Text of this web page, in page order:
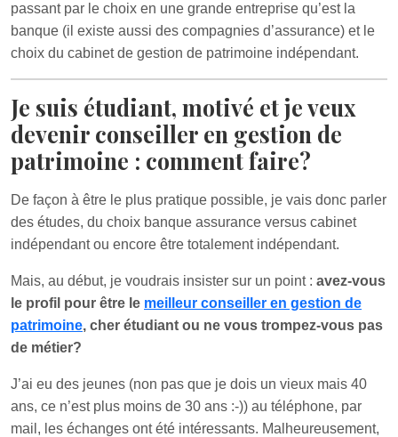
passant par le choix en une grande entreprise qu’est la
banque (il existe aussi des compagnies d’assurance) et le
choix du cabinet de gestion de patrimoine indépendant.
Je suis étudiant, motivé et je veux
devenir conseiller en gestion de
patrimoine : comment faire?
De façon à être le plus pratique possible, je vais donc parler
des études, du choix banque assurance versus cabinet
indépendant ou encore être totalement indépendant.
Mais, au début, je voudrais insister sur un point : avez-vous
le profil pour être le meilleur conseiller en gestion de
patrimoine, cher étudiant ou ne vous trompez-vous pas
de métier?
J’ai eu des jeunes (non pas que je dois un vieux mais 40
ans, ce n’est plus moins de 30 ans :-)) au téléphone, par
mail, les échanges ont été intéressants. Malheureusement,